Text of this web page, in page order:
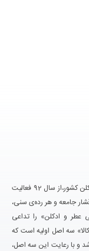
تکین مد یکی از بزرگ‌ترین فروشگاه‌های اینترنتی عطر و ادکلن کشور،از سال 92 فعالیت
جامعه و هر رده‌ی سنی،
عطر و ادکلن» را تداعی
سه اصل اولیه است که
و با رعایت این سه اصل،